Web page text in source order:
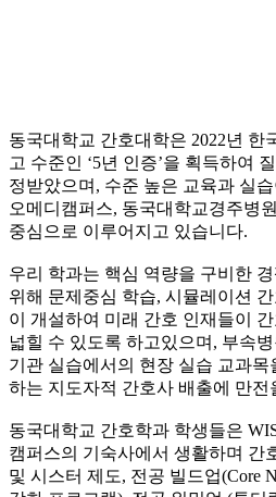
동국대학교 간호대학은 2022년 한
고 수준인 ‘5년 인증’을 획득하여
정받았으며, 수준 높은 교육과 실
오메디캠퍼스, 동국대학교경주병
중심으로 이루어지고 있습니다.
우리 학과는 핵심 역량을 구비한
위해 문제중심 학습, 시뮬레이션
이 개설하여 미래 간호 인재들이
넓힐 수 있도록 하고있으며, 부속
기관 실습에서의 현장 실습 교과목
하는 지도자적 간호사 배출에 만전
동국대학교 간호학과 학생들은
캠퍼스의 기숙사에서 생활하며 간
및 시스터 제도, 전공 빌드업(Core